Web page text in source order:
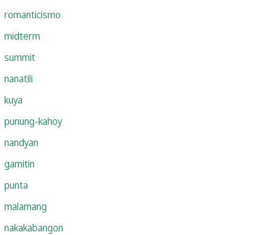
romanticismo
midterm
summit
nanatili
kuya
punung-kahoy
nandyan
gamitin
punta
malamang
nakakabangon